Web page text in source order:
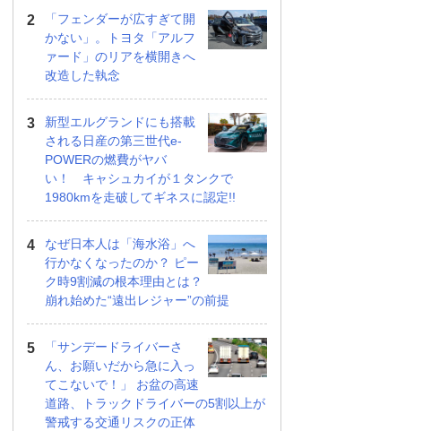
「フェンダーが広すぎて開
かない」。トヨタ「アルフ
ァード」のリアを横開きへ
改造した執念
新型エルグランドにも搭載
される日産の第三世代e-
POWERの燃費がヤバ
い！ キャシュカイが１タンクで
1980kmを走破してギネスに認定!!
なぜ日本人は「海水浴」へ
行かなくなったのか？ ピー
ク時9割減の根本理由とは？
崩れ始めた“遠出レジャー”の前提
「サンデードライバーさ
ん、お願いだから急に入っ
てこないで！」 お盆の高速
道路、トラックドライバーの5割以上が
警戒する交通リスクの正体